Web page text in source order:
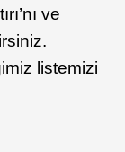
ve
listemizi